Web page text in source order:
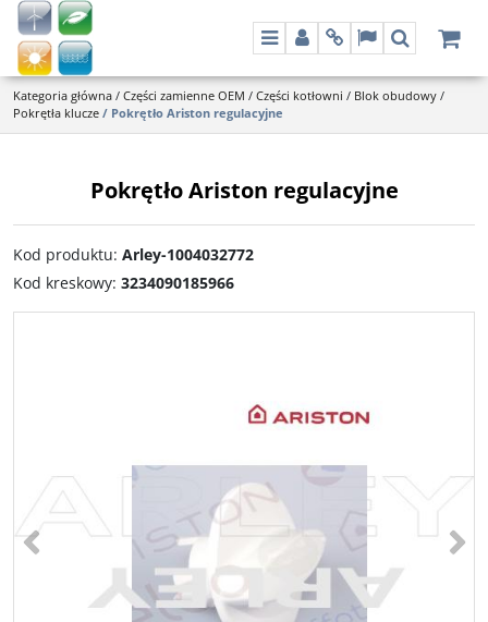
MenuPanelInfoLangSzukaj
Kategoria główna / Części zamienne OEM / Części kotłowni / Blok obudowy /
Pokrętła klucze / Pokrętło Ariston regulacyjne
Pokrętło Ariston regulacyjne
Kod produktu: Arley-1004032772
Kod kreskowy: 3234090185966
<